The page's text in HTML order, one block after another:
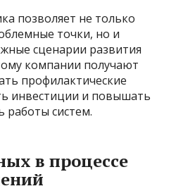
позволяет не только
точки, но и
сценарии развития
компании получают
профилактические
инвестиции и повышать
систем.
в процессе